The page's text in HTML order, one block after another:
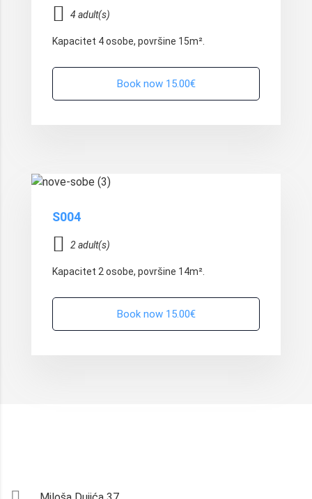
4 adult(s)
Kapacitet 4 osobe, površine 15m².
Book now 15.00€
S004
2 adult(s)
Kapacitet 2 osobe, površine 14m².
Book now 15.00€